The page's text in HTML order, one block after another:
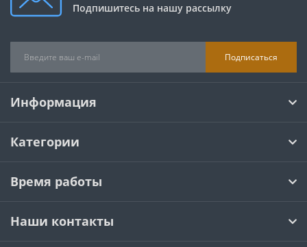
Подпишитесь на нашу рассылку
Подписаться
Информация
Категории
Время работы
Наши контакты